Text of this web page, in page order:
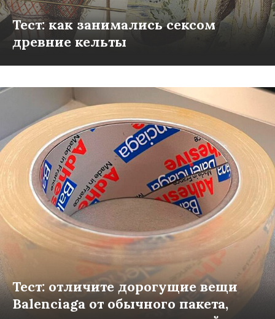
Тест: как занимались сексом
древние кельты
Тест: отличите дорогущие вещи
Balenciaga от обычного пакета,